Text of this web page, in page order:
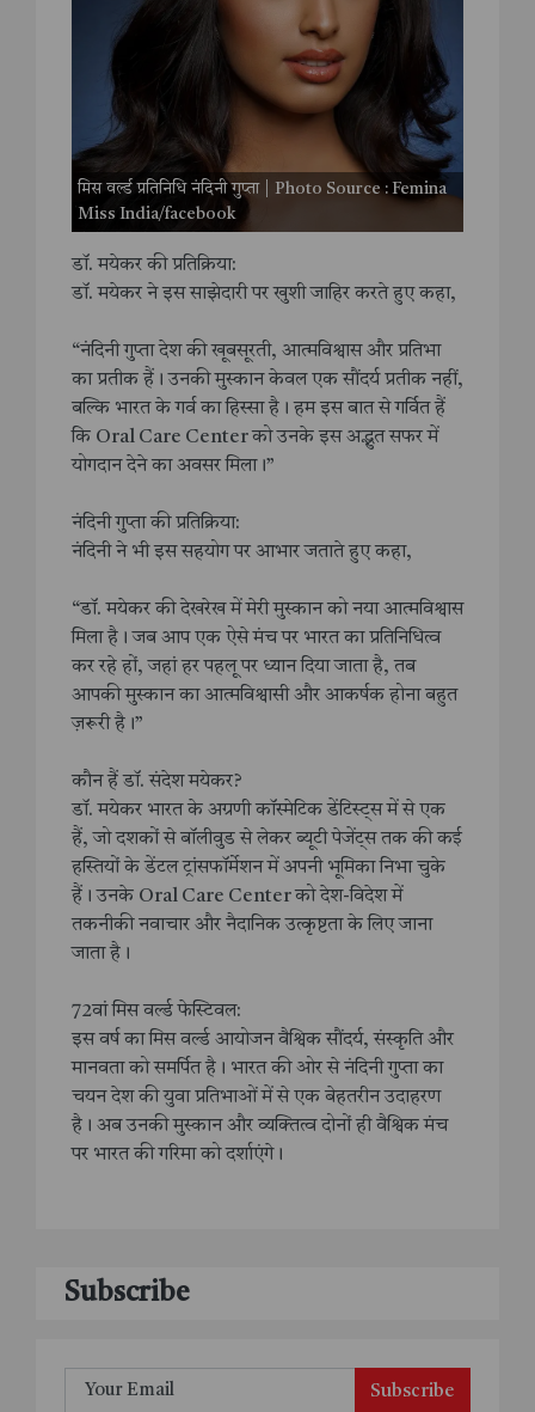
मिस वर्ल्ड प्रतिनिधि नंदिनी गुप्ता | Photo Source : Femina
Miss India/facebook
डॉ. मयेकर की प्रतिक्रिया:
डॉ. मयेकर ने इस साझेदारी पर खुशी जाहिर करते हुए कहा,
“नंदिनी गुप्ता देश की खूबसूरती, आत्मविश्वास और प्रतिभा
का प्रतीक हैं। उनकी मुस्कान केवल एक सौंदर्य प्रतीक नहीं,
बल्कि भारत के गर्व का हिस्सा है। हम इस बात से गर्वित हैं
कि Oral Care Center को उनके इस अद्भुत सफर में
योगदान देने का अवसर मिला।”
नंदिनी गुप्ता की प्रतिक्रिया:
नंदिनी ने भी इस सहयोग पर आभार जताते हुए कहा,
“डॉ. मयेकर की देखरेख में मेरी मुस्कान को नया आत्मविश्वास
मिला है। जब आप एक ऐसे मंच पर भारत का प्रतिनिधित्व
कर रहे हों, जहां हर पहलू पर ध्यान दिया जाता है, तब
आपकी मुस्कान का आत्मविश्वासी और आकर्षक होना बहुत
ज़रूरी है।”
कौन हैं डॉ. संदेश मयेकर?
डॉ. मयेकर भारत के अग्रणी कॉस्मेटिक डेंटिस्ट्स में से एक
हैं, जो दशकों से बॉलीवुड से लेकर ब्यूटी पेजेंट्स तक की कई
हस्तियों के डेंटल ट्रांसफॉर्मेशन में अपनी भूमिका निभा चुके
हैं। उनके Oral Care Center को देश-विदेश में
तकनीकी नवाचार और नैदानिक उत्कृष्टता के लिए जाना
जाता है।
72वां मिस वर्ल्ड फेस्टिवल:
इस वर्ष का मिस वर्ल्ड आयोजन वैश्विक सौंदर्य, संस्कृति और
मानवता को समर्पित है। भारत की ओर से नंदिनी गुप्ता का
चयन देश की युवा प्रतिभाओं में से एक बेहतरीन उदाहरण
है। अब उनकी मुस्कान और व्यक्तित्व दोनों ही वैश्विक मंच
पर भारत की गरिमा को दर्शाएंगे।
Subscribe
Subscribe